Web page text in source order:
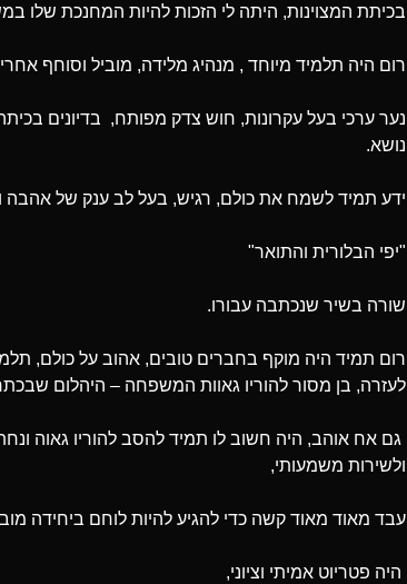
בכיתת המצוינות, היתה לי הזכות להיות המחנכת שלו במשך 4
רום היה תלמיד מיוחד , מנהיג מלידה, מוביל וסוחף
נער ערכי בעל עקרונות, חוש צדק מפותח, בדיונים
נושא.
ידע תמיד לשמח את כולם, רגיש, בעל לב ענק של אהבה
"יפי הבלורית והתואר"
שורה בשיר שנכתבה עבורו.
רום תמיד היה מוקף בחברים טובים, אהוב על כולם,
לעזרה, בן מסור להוריו גאוות המשפחה – היהלום
גם אח אוהב, היה חשוב לו תמיד להסב להוריו גאוה
ולשירות משמעותי,
עבד מאוד מאוד קשה כדי להגיע להיות לוחם ביחידה
היה פטריוט אמיתי וציוני,